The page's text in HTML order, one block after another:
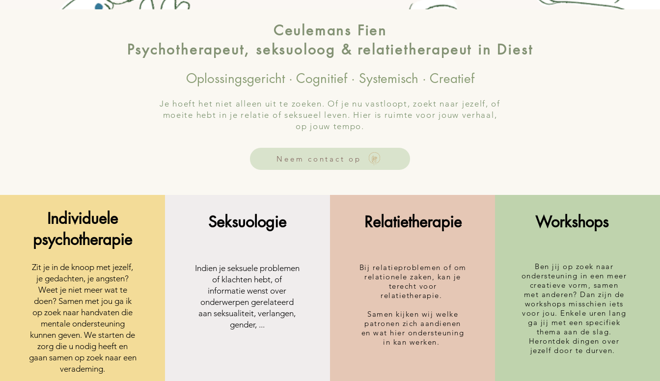
Ceulemans Fien
Psychotherapeut, seksuoloog & relatietherapeut in Diest
Oplossingsgericht · Cognitief · Systemisch · Creatief
Je hoeft het niet alleen uit te zoeken. Of je nu vastloopt, zoekt naar jezelf, of
moeite hebt in je relatie of seksueel leven. Hier is ruimte voor jouw verhaal,
op jouw tempo.
Neem contact op
Individuele
psychotherapie
Zit je in de knoop met jezelf,
je gedachten, je angsten?
Weet je niet meer wat te
doen? Samen met jou ga ik
op zoek naar handvaten die
mentale ondersteuning
kunnen geven. We starten de
zorg die u nodig heeft en
gaan samen op zoek naar een
verademing.
Seksuologie
Indien je seksuele problemen
of klachten hebt, of
informatie wenst over
onderwerpen gerelateerd
aan seksualiteit, verlangen,
gender, ...
Relatietherapie
Bij relatieproblemen of om
relationele zaken, kan je
terecht voor
relatietherapie.
Samen kijken wij welke
patronen zich aandienen
en wat hier ondersteuning
in kan werken.
Workshops
Ben jij op zoek naar
ondersteuning in een meer
creatieve vorm, samen
met anderen? Dan zijn de
workshops misschien iets
voor jou. Enkele uren lang
ga jij met een specifiek
thema aan de slag.
Herontdek dingen over
jezelf door te durven.